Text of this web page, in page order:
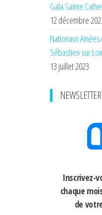
Gala Sainte
12 décembre
Nationaux
Sébastien sur
13 juillet 2023
NEWSLETTER
Inscrivez-
chaque
de